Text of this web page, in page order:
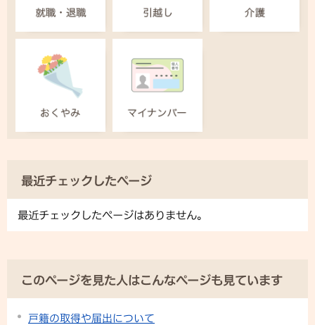
最近チェックしたページ
最近チェックしたページはありません。
このページを見た人はこんなページも見ています
戸籍の取得や届出について